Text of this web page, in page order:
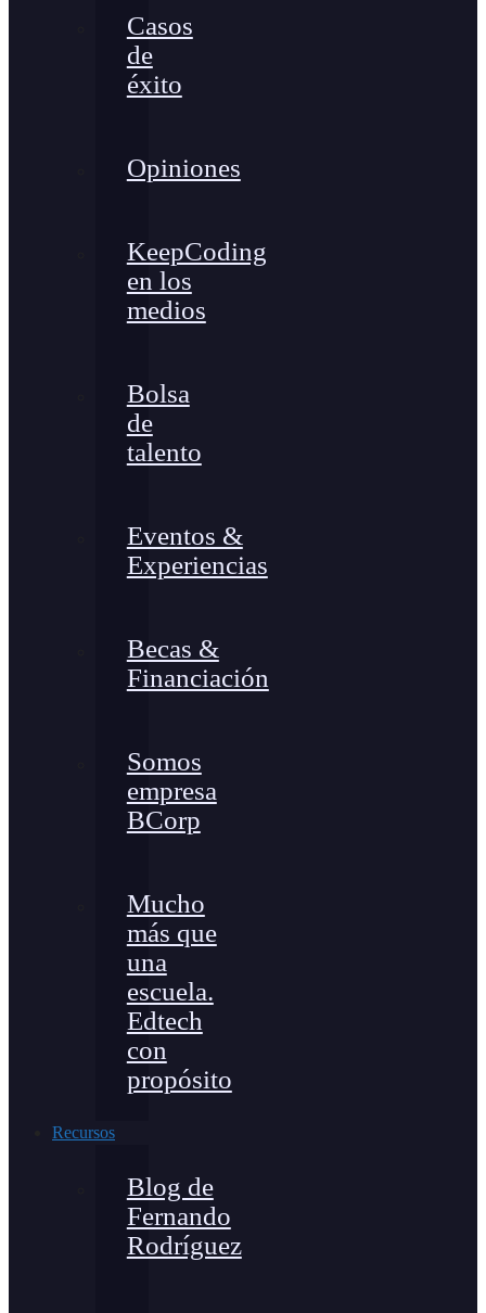
Casos
de
éxito
Opiniones
KeepCoding
en los
medios
Bolsa
de
talento
Eventos &
Experiencias
Becas &
Financiación
Somos
empresa
BCorp
Mucho
más que
una
escuela.
Edtech
con
propósito
Recursos
Blog de
Fernando
Rodríguez